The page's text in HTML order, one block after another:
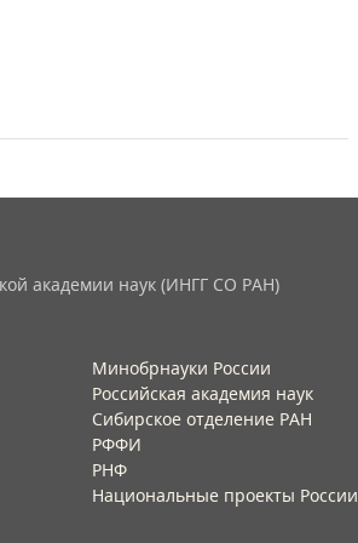
академии наук (ИНГГ СО РАН)
Минобрнауки России
Российская академия наук
Сибирское отделение РАН
РФФИ
РНФ
Национальные проекты России